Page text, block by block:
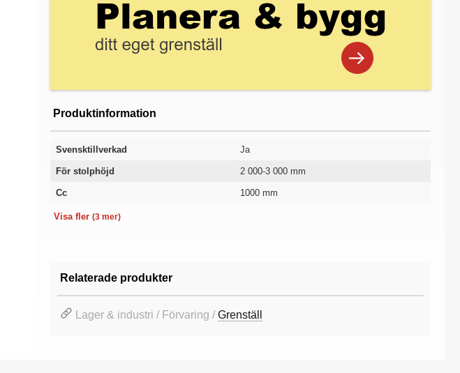
Produktinformation
Svensktillverkad Ja
För stolphöjd 2 000-3 000 mm
Cc
1000 mm
Visa fler (3 mer)
Relaterade produkter
Lager & industri / Förvaring /Grenställ